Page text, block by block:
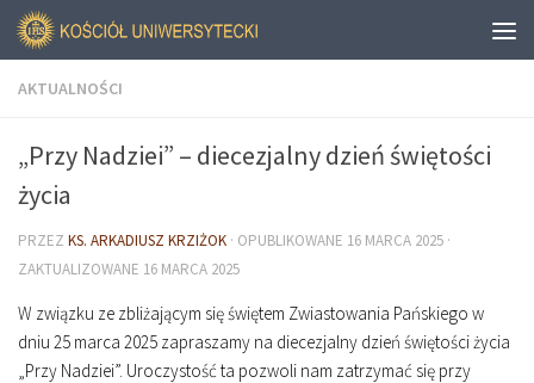
AKTUALNOŚCI
„Przy Nadziei” – diecezjalny dzień świętości
życia
PRZEZ KS. ARKADIUSZ KRZIŻOK · OPUBLIKOWANE 16 MARCA 2025 ·
ZAKTUALIZOWANE 16 MARCA 2025
W związku ze zbliżającym się świętem Zwiastowania Pańskiego w
dniu 25 marca 2025 zapraszamy na diecezjalny dzień świętości życia
„Przy Nadziei”. Uroczystość ta pozwoli nam zatrzymać się przy